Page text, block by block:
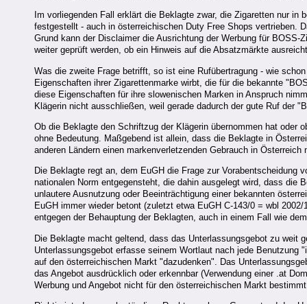
Im vorliegenden Fall erklärt die Beklagte zwar, die Zigaretten nur
festgestellt - auch in österreichischen Duty Free Shops vertrieben.
Grund kann der Disclaimer die Ausrichtung der Werbung für
weiter geprüft werden, ob ein Hinweis auf die Absatzmärkte
Was die zweite Frage betrifft, so ist eine Rufübertragung - wie
Eigenschaften ihrer Zigarettenmarke wirbt, die für die bekannte
diese Eigenschaften für ihre slowenischen Marken in Anspruch
Klägerin nicht ausschließen, weil gerade dadurch der gute Ruf der
Ob die Beklagte den Schriftzug der Klägerin übernommen hat oder
ohne Bedeutung. Maßgebend ist allein, dass die Beklagte in
anderen Ländern einen markenverletzenden Gebrauch in
Die Beklagte regt an, dem EuGH die Frage zur Vorabentscheidung
nationalen Norm entgegensteht, die dahin ausgelegt wird, dass die
unlautere Ausnutzung oder Beeinträchtigung einer bekannten
EuGH immer wieder betont (zuletzt etwa EuGH C-143/0 = wbl
entgegen der Behauptung der Beklagten, auch in einem Fall wie
Die Beklagte macht geltend, dass das Unterlassungsgebot zu
Unterlassungsgebot erfasse seinem Wortlaut nach jede
auf den österreichischen Markt "dazudenken". Das
das Angebot ausdrücklich oder erkennbar (Verwendung einer .at
Werbung und Angebot nicht für den österreichischen Markt